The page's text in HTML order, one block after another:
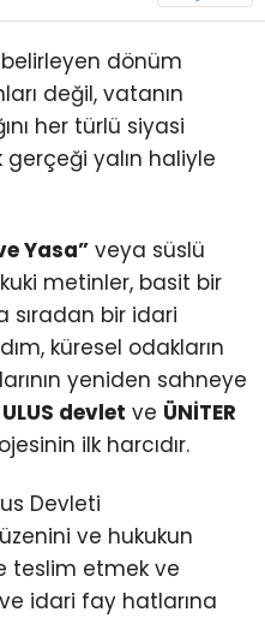
dönüm
değil, vatanın
her türlü siyasi
yalın haliyle
Yasa” veya süslü
metinler, basit bir
sıradan bir idari
küresel odakların
yeniden sahneye
ULUS devlet ve ÜNİTER
ilk harcıdır.
Devleti
ve hukukun
teslim etmek ve
idari fay hatlarına